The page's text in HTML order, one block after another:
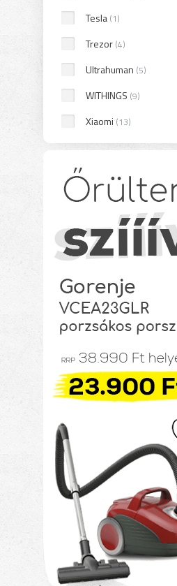
Tesla (1)
Trezor (4)
Ultrahuman (5)
WITHINGS (9)
Xiaomi (13)